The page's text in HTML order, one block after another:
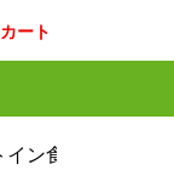
カート